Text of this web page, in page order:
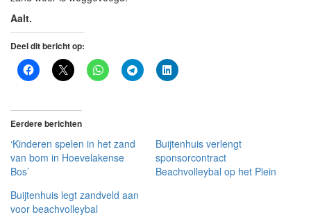
Aalt.
Deel dit bericht op:
Eerdere berichten
‘Kinderen spelen in het zand
van bom in Hoevelakense
Bos’
Buijtenhuis verlengt
sponsorcontract
Beachvolleybal op het Plein
Buijtenhuis legt zandveld aan
voor beachvolleybal